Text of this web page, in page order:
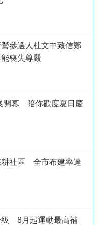
參選人杜文中致信鄭
喪失尊嚴
開幕 陪你歡度夏日慶
耕社區 全市布建率達
級 8月起運動最高補